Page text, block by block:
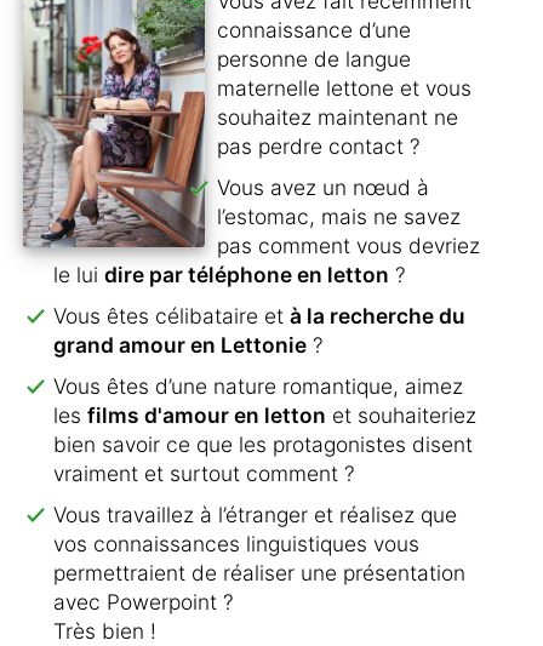
connaissance d’une
personne de langue
maternelle lettone et vous
souhaitez maintenant ne
pas perdre contact ?
Vous avez un nœud à
l’estomac, mais ne savez
pas comment vous devriez
le lui dire par téléphone en letton ?
Vous êtes célibataire et à la recherche du
grand amour en Lettonie ?
Vous êtes d’une nature romantique, aimez
les films d'amour en letton et souhaiteriez
bien savoir ce que les protagonistes disent
vraiment et surtout comment ?
Vous travaillez à l’étranger et réalisez que
vos connaissances linguistiques vous
permettraient de réaliser une présentation
avec Powerpoint ?
Très bien !